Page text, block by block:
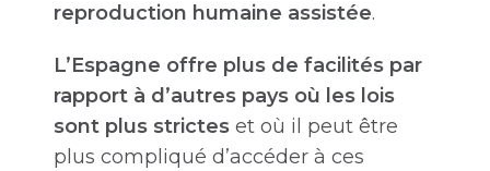
reproduction humaine assistée.
L’Espagne offre plus de facilités par
rapport à d’autres pays où les lois
sont plus strictes et où il peut être
plus compliqué d’accéder à ces